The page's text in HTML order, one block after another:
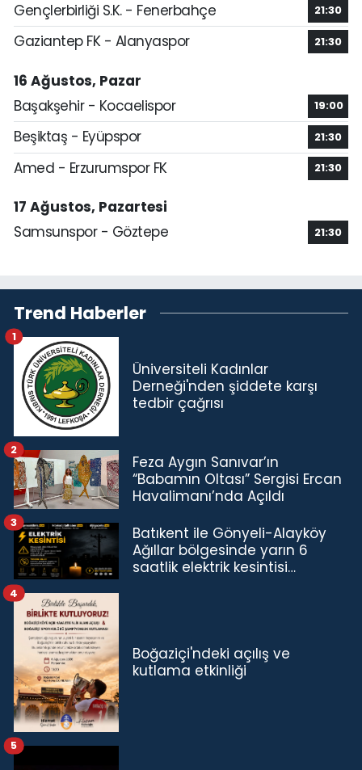
Gençlerbirliği S.K. - Fenerbahçe 21:30
Gaziantep FK - Alanyaspor 21:30
16 Ağustos, Pazar
Başakşehir - Kocaelispor
19:00
Beşiktaş - Eyüpspor 21:30
Amed - Erzurumspor FK 21:30
17 Ağustos, Pazartesi
Samsunspor - Göztepe
21:30
Trend Haberler
Üniversiteli Kadınlar
Derneği'nden şiddete karşı
tedbir çağrısı
1
Feza Aygın Sanıvar’ın
“Babamın Oltası” Sergisi Ercan
Havalimanı’nda Açıldı
2
Batıkent ile Gönyeli-Alayköy
Ağıllar bölgesinde yarın 6
saatlik elektrik kesintisi…
3
Boğaziçi'ndeki açılış ve
kutlama etkinliği
4
5